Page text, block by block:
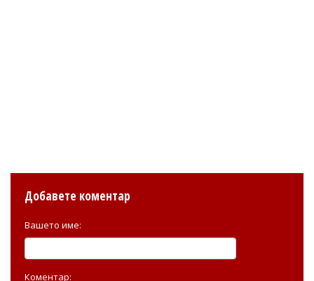
Добавете коментар
Вашето име:
Коментар: